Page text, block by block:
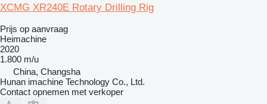
XCMG XR240E Rotary Drilling Rig
Prijs op aanvraag
Heimachine
2020
1.800 m/u
China, Changsha
Hunan imachine Technology Co., Ltd.
Contact opnemen met verkoper